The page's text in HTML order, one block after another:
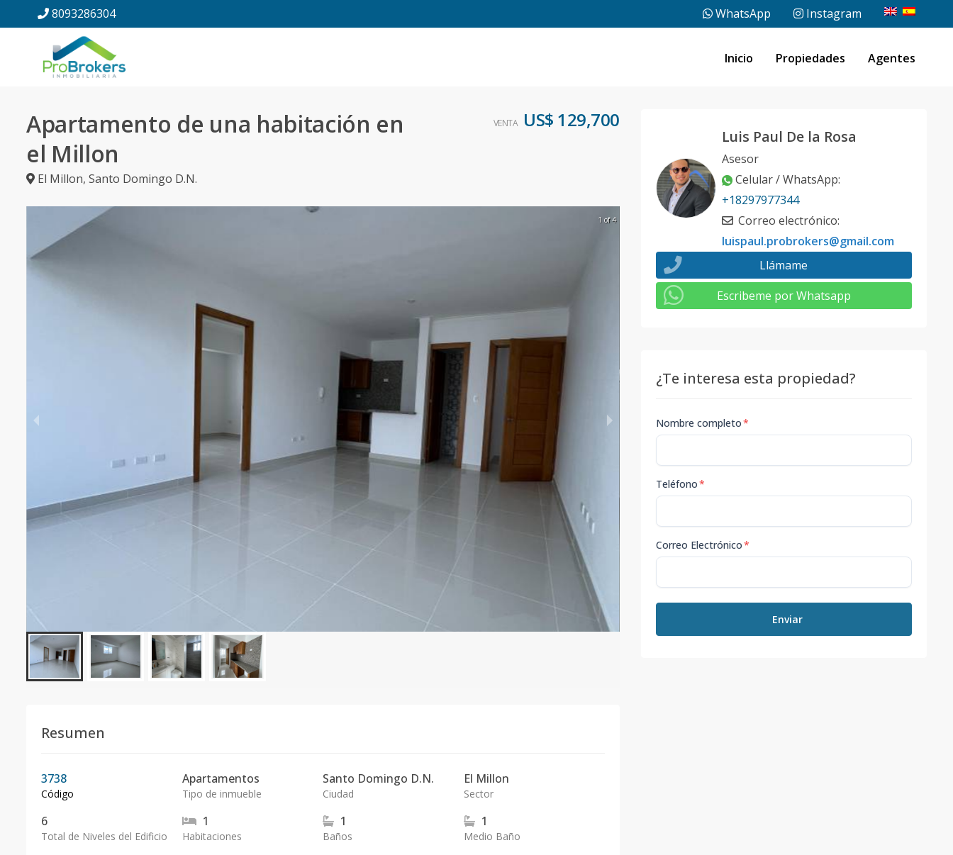
8093286304 WhatsApp Instagram
Inicio Propiedades Agentes
Apartamento de una habitación en
el Millon
El Millon, Santo Domingo D.N.
VENTA US$ 129,700
1 of 4
Resumen
3738
Código
Apartamentos
Tipo de inmueble
Santo Domingo D.N.
Ciudad
El Millon
Sector
6
Total de Niveles del Edificio
1
Habitaciones
1
Baños
1
Medio Baño
Luis Paul De la Rosa
Asesor
Celular / WhatsApp:
+18297977344
Correo electrónico:
luispaul.probrokers@gmail.com
Llámame
Escribeme por Whatsapp
¿Te interesa esta propiedad?
Nombre completo*
Teléfono*
Correo Electrónico*
Enviar